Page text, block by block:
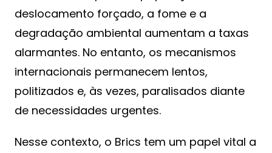
deslocamento forçado, a fome e a
degradação ambiental aumentam a taxas
alarmantes. No entanto, os mecanismos
internacionais permanecem lentos,
politizados e, às vezes, paralisados ​​diante
de necessidades urgentes.
Nesse contexto, o Brics tem um papel vital a